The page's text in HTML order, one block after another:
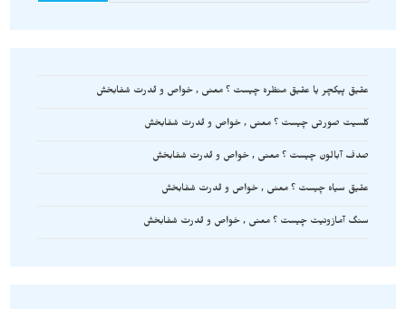
عقیق پیکچر یا عقیق منظره چیست ؟ معنی , خواص و قدرت شفابخش
کلسیت صورتی چیست ؟ معنی , خواص و قدرت شفابخش
صدف آبالون چیست ؟ معنی , خواص و قدرت شفابخش
عقیق سیاه چیست ؟ معنی , خواص و قدرت شفابخش
سنگ آمازونیت چیست ؟ معنی , خواص و قدرت شفابخش